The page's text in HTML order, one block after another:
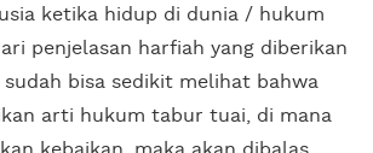
ketika hidup di dunia / hukum
penjelasan harfiah yang diberikan
sudah bisa sedikit melihat bahwa
arti hukum tabur tuai, di mana
kebaikan, maka akan dibalas